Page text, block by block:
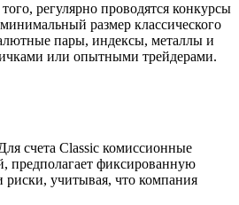
регулярно проводятся конкурсы
размер классического
пары, индексы, металлы и
или опытными трейдерами.
счета Classic комиссионные
предполагает фиксированную
риски, учитывая, что компания